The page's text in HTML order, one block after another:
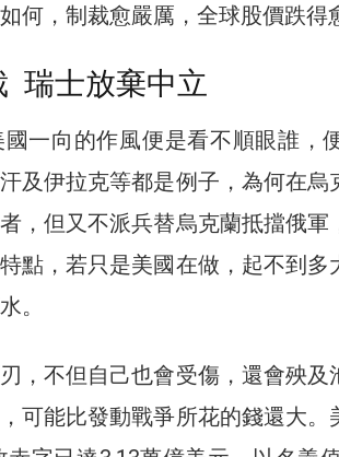
何，制裁愈嚴厲，全球股價跌得
瑞士放棄中立
一向的作風便是看不順眼誰，
及伊拉克等都是例子，為何在烏
，但又不派兵替烏克蘭抵擋俄軍
點，若只是美國在做，起不到多
。
，不但自己也會受傷，還會殃及
可能比發動戰爭所花的錢還大。